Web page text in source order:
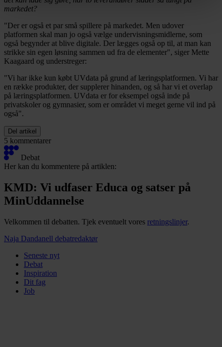
https://www.folkeskolen.dk/persondata/
markedet?
"Der er også et par små spillere på markedet. Men udover
platformen skal man jo også vælge undervisningsmidlerne, som
også begynder at blive digitale. Der lægges også op til, at man kan
strikke sin egen løsning sammen ud fra de elementer", siger Mette
Kaagaard og understreger:
"Vi har ikke kun købt UVdata på grund af læringsplatformen. Vi har
en række produkter, der supplerer hinanden, og så har vi et overlap
på læringsplatformen. UVdata er for eksempel også inde på
privatskoler og gymnasier, som er området vi meget gerne vil ind på
også".
Del artikel
5 kommentarer
Debat
Her kan du kommentere på artiklen:
KMD: Vi udfaser Educa og satser på
MinUddannelse
Velkommen til debatten. Tjek eventuelt vores retningslinjer.
Naja Dandanell debatredaktør
Seneste nyt
Debat
Inspiration
Dit fag
Job